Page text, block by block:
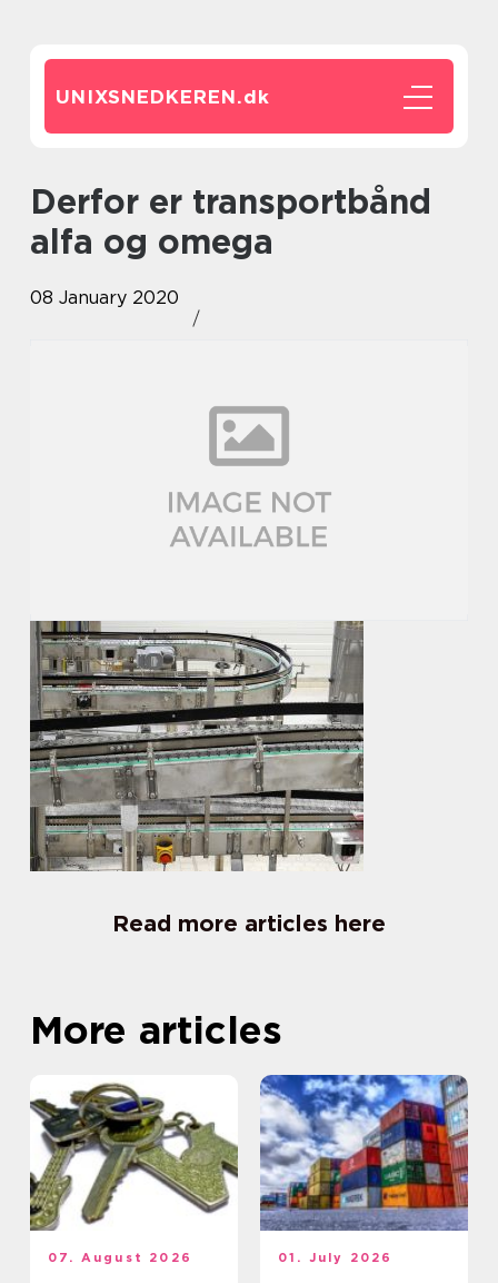
UNIXSNEDKEREN.dk
Derfor er transportbånd
alfa og omega
08 January 2020
Read more articles here
More articles
07. August 2026 01. July 2026